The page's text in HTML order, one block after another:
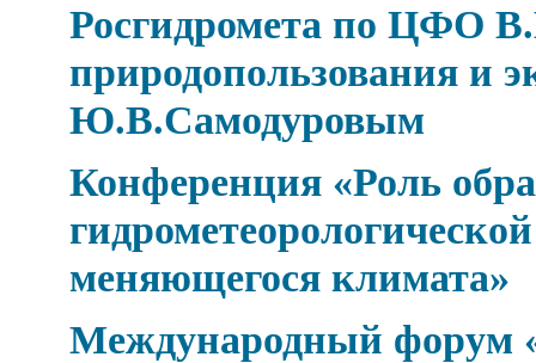
Росгидромета по ЦФО
природопользования и
Ю.В.Самодуровым
Конференция «Роль
меняющегося климата»
Международный форум